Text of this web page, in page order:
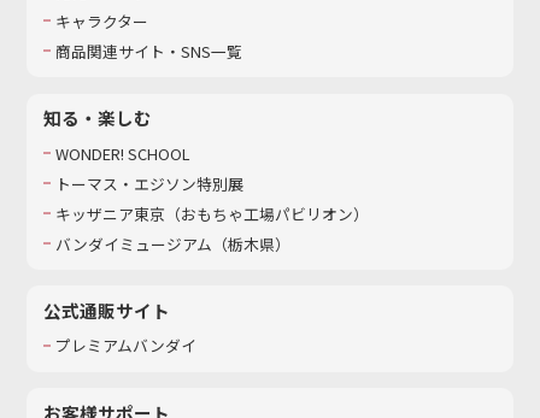
キャラクター
商品関連サイト・SNS一覧
知る・楽しむ
WONDER! SCHOOL
トーマス・エジソン特別展
キッザニア東京（おもちゃ工場パビリオン）​
バンダイミュージアム（栃木県）
公式通販サイト
プレミアムバンダイ
お客様サポート